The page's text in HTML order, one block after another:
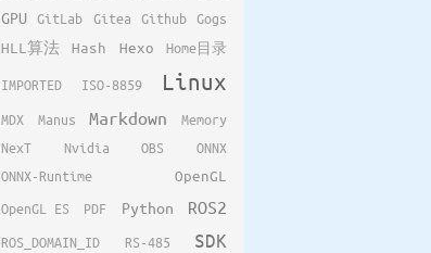
GPU GitLab Gitea Github Gogs
HLL算法
Hash Hexo
Home目录
IMPORTED
ISO-8859 Linux
MDX Manus Markdown
Memory
NexT
Nvidia OBS
ONNX
ONNX-Runtime
OpenGL
OpenGL ES
PDF Python ROS2
ROS_DOMAIN_ID RS-485 SDK